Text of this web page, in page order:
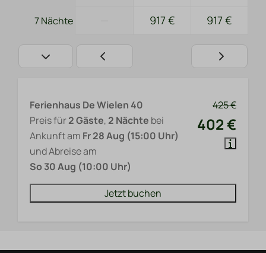
7 Nächte 917 € 917 €
425 €
402 €
Ferienhaus De Wielen 40
Preis für2 Gäste, 2 Nächte bei
Ankunft am Fr 28 Aug (15:00 Uhr)
und Abreise am
So 30 Aug (10:00 Uhr)
Jetzt buchen